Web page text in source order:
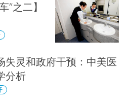
”之二】
失灵和政府干预：中美医
分析